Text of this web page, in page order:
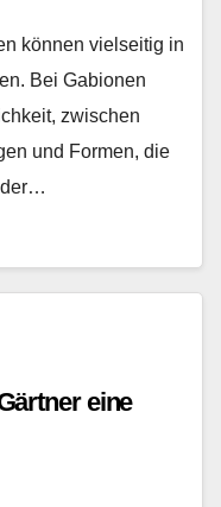
können vielseitig in
Bei Gabionen
zwischen
und Formen, die
eine